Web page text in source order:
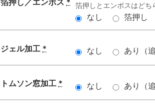
箔押し／エンボス * 箔押しとエンボスはどち
なし 箔押し
ジェル加工 * なし あり（
トムソン窓加工 * なし あり（